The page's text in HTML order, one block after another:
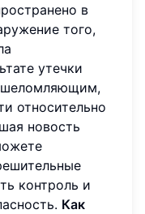
в
того,
утечки
относительно
новость
контроль и
Как